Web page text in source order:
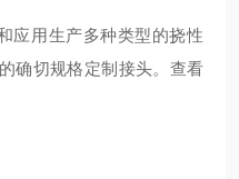
应用生产多种类型的挠性
确切规格定制接头。查看